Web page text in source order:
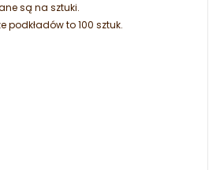
są na sztuki.
podkładów to 100 sztuk.